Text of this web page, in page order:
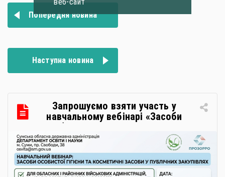
Навігація
записів
Попередня новина
Наступна новина
Запрошуємо взяти участь у
навчальному вебінарі «Засоби
особистої гігієни та косметичні
засоби у публічних закупівлях: як
сформувати вимоги та обрати
безпечну і якісну продукцію»